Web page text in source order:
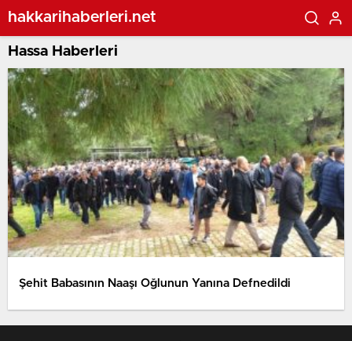
hakkarihaberleri.net
Hassa Haberleri
Şehit Babasının Naaşı Oğlunun Yanına Defnedildi